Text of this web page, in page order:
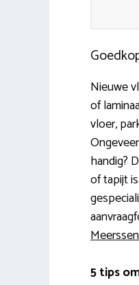
Nieuwe
of
vloer,
handig?
of tapijt
Meerssen
5 tips